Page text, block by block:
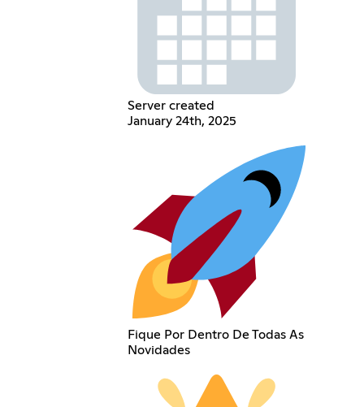
Server created
January 24th, 2025
Fique Por Dentro De Todas As
Novidades